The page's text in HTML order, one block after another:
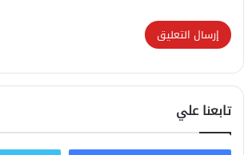
تابعنا علي